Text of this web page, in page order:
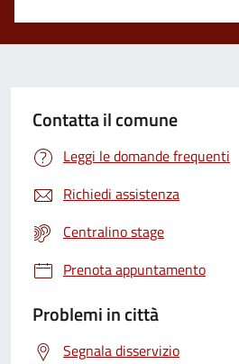
Contatta il comune
Leggi le domande frequenti
Richiedi assistenza
Centralino stage
Prenota appuntamento
Problemi in città
Segnala disservizio